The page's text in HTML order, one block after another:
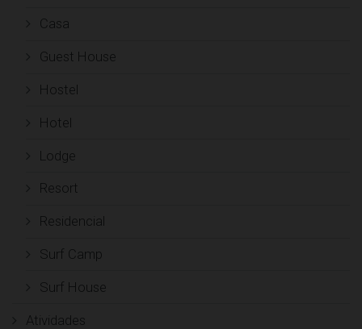
Casa
Guest House
Hostel
Hotel
Lodge
Resort
Residencial
Surf Camp
Surf House
Atividades